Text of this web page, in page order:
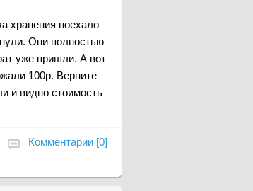
хранения поехало
Они полностью
уже пришли. А вот
100р. Верните
и видно стоимость
Комментарии [0]